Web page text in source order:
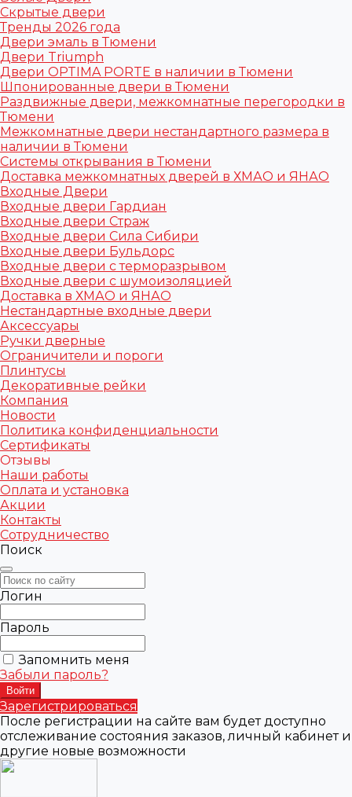
Скрытые двери
Тренды 2026 года
Двери эмаль в Тюмени
Двери Triumph
Двери OPTIMA PORTE в наличии в Тюмени
Шпонированные двери в Тюмени
Раздвижные двери, межкомнатные перегородки в
Тюмени
Межкомнатные двери нестандартного размера в
наличии в Тюмени
Системы открывания в Тюмени
Доставка межкомнатных дверей в ХМАО и ЯНАО
Входные Двери
Входные двери Гардиан
Входные двери Страж
Входные двери Сила Сибири
Входные двери Бульдорс
Входные двери с терморазрывом
Входные двери с шумоизоляцией
Доставка в ХМАО и ЯНАО
Нестандартные входные двери
Аксессуары
Ручки дверные
Ограничители и пороги
Плинтусы
Декоративные рейки
Компания
Новости
Политика конфиденциальности
Сертификаты
Отзывы
Наши работы
Оплата и установка
Акции
Контакты
Сотрудничество
Поиск
Логин
Пароль
Запомнить меня
Забыли пароль?
Зарегистрироваться
После регистрации на сайте вам будет доступно
отслеживание состояния заказов, личный кабинет и
другие новые возможности